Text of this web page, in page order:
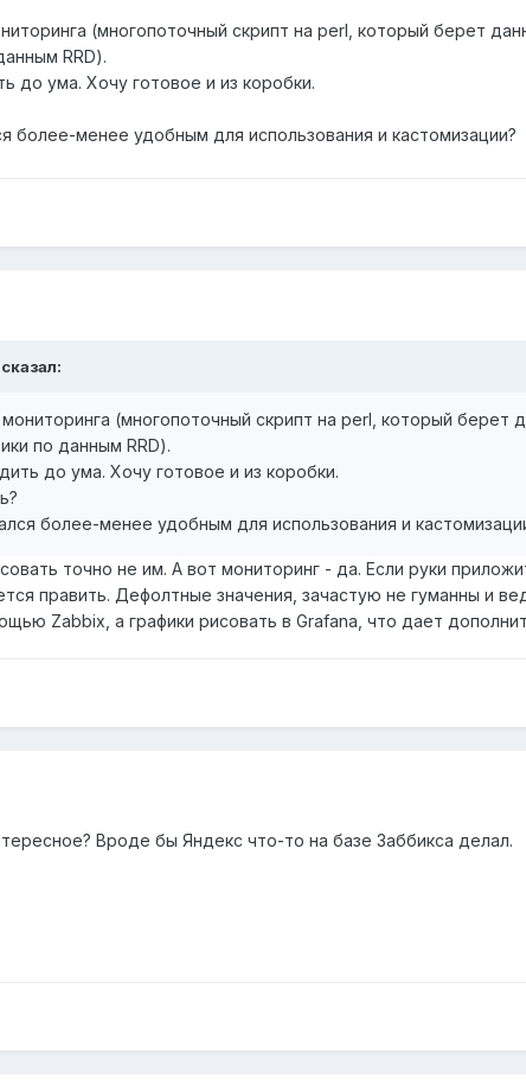
(многопоточный скрипт на perl, который берет
RRD).
до ума. Хочу готовое и из коробки.
более-менее удобным для использования и кастомизации?
сказал:
(многопоточный скрипт на perl, который берет
по данным RRD).
до ума. Хочу готовое и из коробки.
более-менее удобным для использования и
точно не им. А вот мониторинг - да. Если руки
править. Дефолтные значения, зачастую не гуманны и
Zabbix, а графики рисовать в Grafana, что дает
Вроде бы Яндекс что-то на базе Заббикса делал.